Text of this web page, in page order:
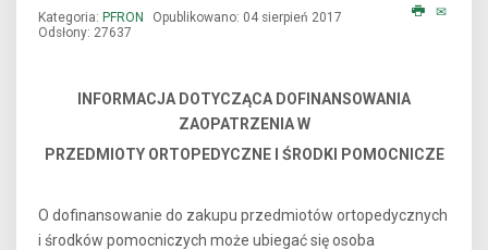
Kategoria: PFRON
Opublikowano: 04 sierpień 2017
Odsłony: 27637
INFORMACJA DOTYCZĄCA DOFINANSOWANIA
ZAOPATRZENIA W
PRZEDMIOTY ORTOPEDYCZNE I ŚRODKI POMOCNICZE
O dofinansowanie do zakupu przedmiotów ortopedycznych
i środków pomocniczych może ubiegać się osoba